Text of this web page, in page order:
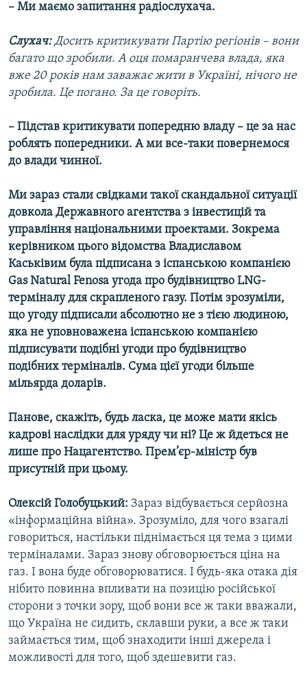
– Ми маємо запитання радіослухача.
Слухач:Досить критикувати Партію регіонів – вони
багато що зробили. А оця помаранчева влада, яка
вже 20 років нам заважає жити в Україні, нічого не
зробила. Це погано. За це говоріть.
– Підстав критикувати попередню владу – це за нас
роблять попередники. А ми все-таки повернемося
до влади чинної.
Ми зараз стали свідками такої скандальної ситуації
довкола Державного агентства з інвестицій та
управління національними проектами. Зокрема
керівником цього відомства Владиславом
Каськівим була підписана з іспанською компанією
Gas Natural Fenosa угода про будівництво LNG-
терміналу для скрапленого газу. Потім зрозуміли,
що угоду підписали абсолютно не з тією людиною,
яка не уповноважена іспанською компанією
підписувати подібні угоди про будівництво
подібних терміналів. Сума цієї угоди більше
мільярда доларів.
Панове, скажіть, будь ласка, це може мати якісь
кадрові наслідки для уряду чи ні? Це ж йдеться не
лише про Нацагентство. Прем’єр-міністр був
присутній при цьому.
Олексій Голобуцький: Зараз відбувається серйозна
«інформаційна війна». Зрозуміло, для чого взагалі
говориться, настільки піднімається ця тема з цими
терміналами. Зараз знову обговорюється ціна на
газ. І вона буде обговорюватися. І будь-яка отака дія
нібито повинна впливати на позицію російської
сторони з точки зору, щоб вони все ж таки вважали,
що Україна не сидить, склавши руки, а все ж таки
займається тим, щоб знаходити інші джерела і
можливості для того, щоб здешевити газ.